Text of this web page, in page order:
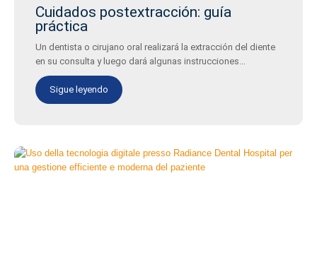
Cuidados postextracción: guía
práctica
Un dentista o cirujano oral realizará la extracción del diente
en su consulta y luego dará algunas instrucciones...
Sigue leyendo